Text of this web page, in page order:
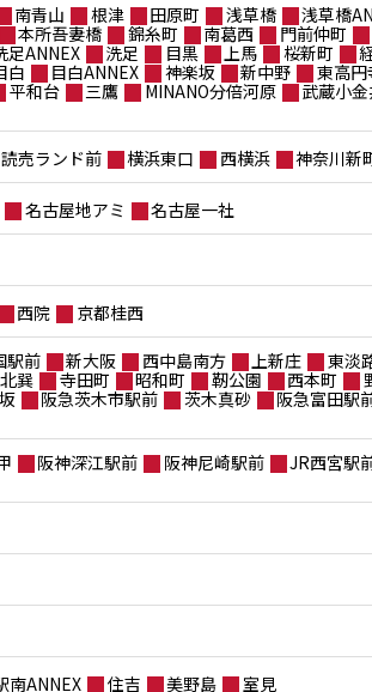
南青山 根津 田原町 浅草橋 浅草橋
本所吾妻橋 錦糸町 南葛西 門前仲町
足ANNEX 洗足 目黒 上馬 桜新町
白 目白ANNEX 神楽坂 新中野 東高円
平和台 三鷹 MINANO分倍河原 武蔵小
読売ランド前 横浜東口 西横浜 神奈川新
名古屋地アミ 名古屋一社
西院 京都桂西
駅前 新大阪 西中島南方 上新庄 東淡
北巽 寺田町 昭和町 靭公園 西本町
阪急茨木市駅前 茨木真砂 阪急富田駅
阪神深江駅前 阪神尼崎駅前 JR西宮駅
南ANNEX 住吉 美野島 室見